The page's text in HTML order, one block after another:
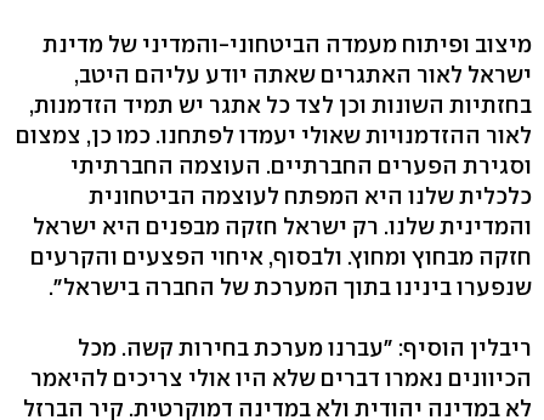
מיצוב ופיתוח מעמדה הביטחוני-והמדיני של מדינת
ישראל לאור האתגרים שאתה יודע עליהם היטב,
בחזתיות השונות וכן לצד כל אתגר יש תמיד הזדמנות,
לאור ההזדמנויות שאולי יעמדו לפתחנו. כמו כן, צמצום
וסגירת הפערים החברתיים. העוצמה החברתיתי
כלכלית שלנו היא המפתח לעוצמה הביטחונית
והמדינית שלנו. רק ישראל חזקה מבפנים היא ישראל
חזקה מבחוץ ומחוץ. ולבסוף, איחוי הפצעים והקרעים
שנפערו בינינו בתוך המערכת של החברה בישראל".
ריבלין הוסיף: "עברנו מערכת בחירות קשה. מכל
הכיוונים נאמרו דברים שלא היו אולי צריכים להיאמר
לא במדינה יהודית ולא במדינה דמוקרטית. קיר הברזל